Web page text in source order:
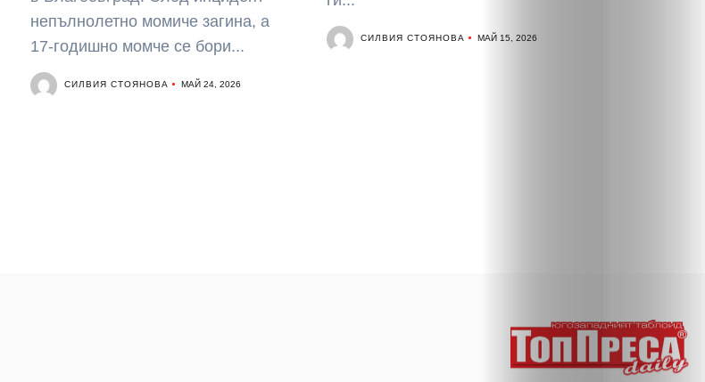
непълнолетно момиче загина, а
17-годишно момче се бори...
СИЛВИЯ СТОЯНОВА МАЙ 24, 2026
СИЛВИЯ СТОЯНОВА МАЙ 15, 2026